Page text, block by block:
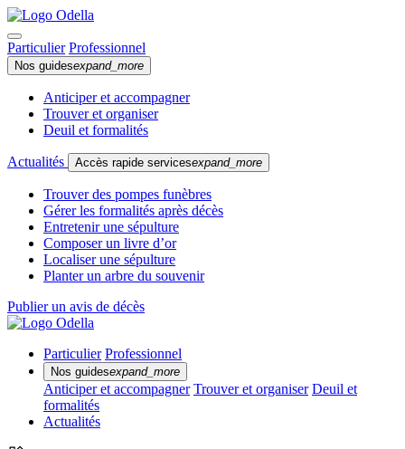
Particulier Professionnel
Nos guidesexpand_more
Anticiper et accompagner
Trouver et organiser
Deuil et formalités
Actualités Accès rapide servicesexpand_more
Trouver des pompes funèbres
Gérer les formalités après décès
Entretenir une sépulture
Composer un livre d’or
Localiser une sépulture
Planter un arbre du souvenir
Publier un avis de décès
Particulier Professionnel
Nos guidesexpand_more
Anticiper et accompagner Trouver et organiser Deuil et
formalités
Actualités